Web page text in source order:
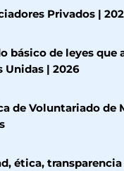
Privados |
básico de leyes que
Unidas | 2026
de Voluntariado de
ética, transparencia